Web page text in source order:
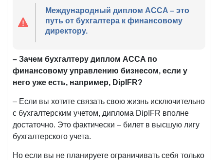
Международный диплом ACCA – это
путь от бухгалтера к финансовому
директору.
– Зачем бухгалтеру диплом ACCA по
финансовому управлению бизнесом, если у
него уже есть, например, DipIFR?
– Если вы хотите связать свою жизнь исключительно
с бухгалтерским учетом, диплома DipIFR вполне
достаточно. Это фактически – билет в высшую лигу
бухгалтерского учета.
Но если вы не планируете ограничивать себя только